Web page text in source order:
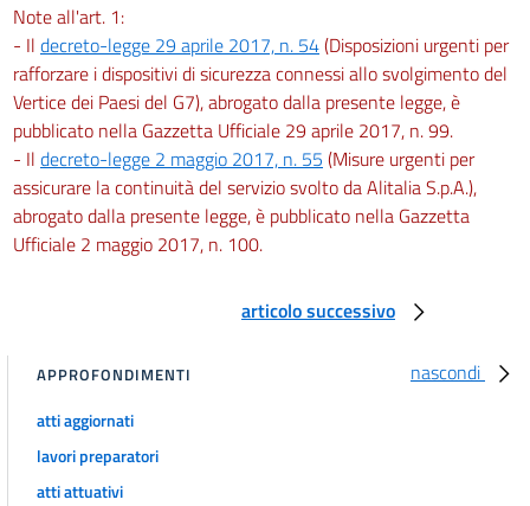
Note all'art. 1:
- Il decreto-legge 29 aprile 2017, n. 54(Disposizioni urgenti per
rafforzare i dispositivi di sicurezza connessi allo svolgimento del
Vertice dei Paesi del G7), abrogato dalla presente legge, è
pubblicato nella Gazzetta Ufficiale 29 aprile 2017, n. 99.
- Il decreto-legge 2 maggio 2017, n. 55 (Misure urgenti per
assicurare la continuità del servizio svolto da Alitalia S.p.A.),
abrogato dalla presente legge, è pubblicato nella Gazzetta
Ufficiale 2 maggio 2017, n. 100.
articolo successivo
nascondi
APPROFONDIMENTI
atti aggiornati
lavori preparatori
atti attuativi